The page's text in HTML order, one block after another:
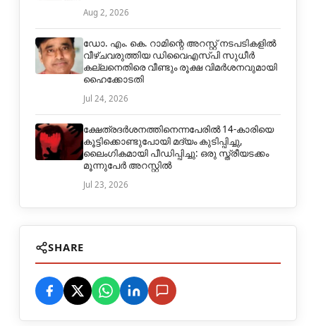
Aug 2, 2026
ഡോ. എം. കെ. റാമിന്റെ അറസ്റ്റ് നടപടികളിൽ
വീഴ്ചവരുത്തിയ ഡിവൈഎസ്പി സുധീർ
കല്ലനെതിരെ വീണ്ടും രൂക്ഷ വിമർശനവുമായി
ഹൈക്കോടതി
Jul 24, 2026
ക്ഷേത്രദർശനത്തിനെന്നപേരിൽ 14-കാരിയെ
കൂട്ടിക്കൊണ്ടുപോയി മദ്യം കുടിപ്പിച്ചു,
ലൈംഗികമായി പീഡിപ്പിച്ചു: ഒരു സ്ത്രീയടക്കം
മൂന്നുപേർ അറസ്റ്റിൽ
Jul 23, 2026
SHARE